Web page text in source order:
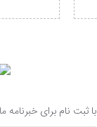
با ثبت نام برای خبرنامه